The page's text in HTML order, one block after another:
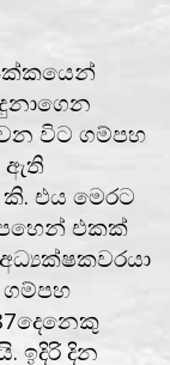
විට ගම්පහ
ඇති
එය මෙරට
පහෙන් එකක්
ඉදිරි දින